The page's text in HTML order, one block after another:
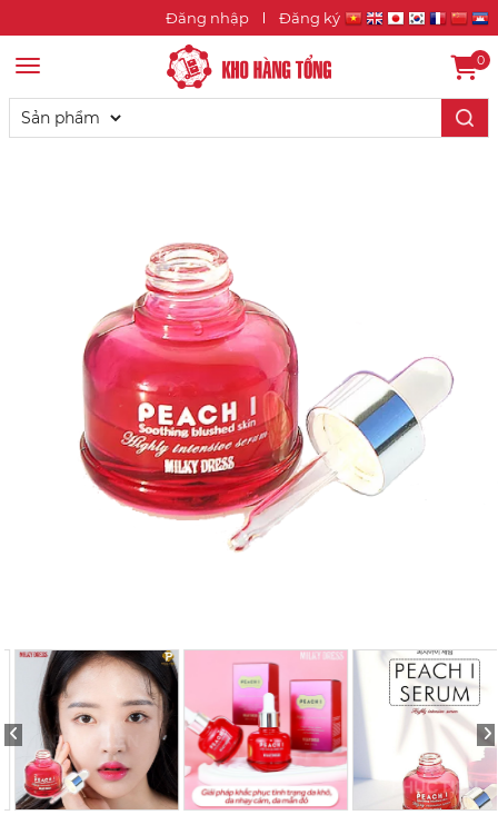
Đăng nhập Đăng ký
0